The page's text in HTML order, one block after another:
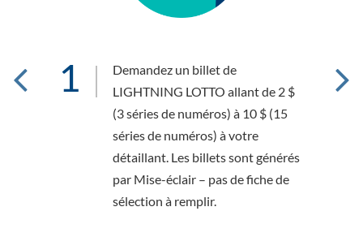
1
Demandez un billet de
LIGHTNING LOTTO allant de 2 $
(3 séries de numéros) à 10 $ (15
séries de numéros) à votre
détaillant. Les billets sont générés
par Mise-éclair – pas de fiche de
sélection à remplir.
2